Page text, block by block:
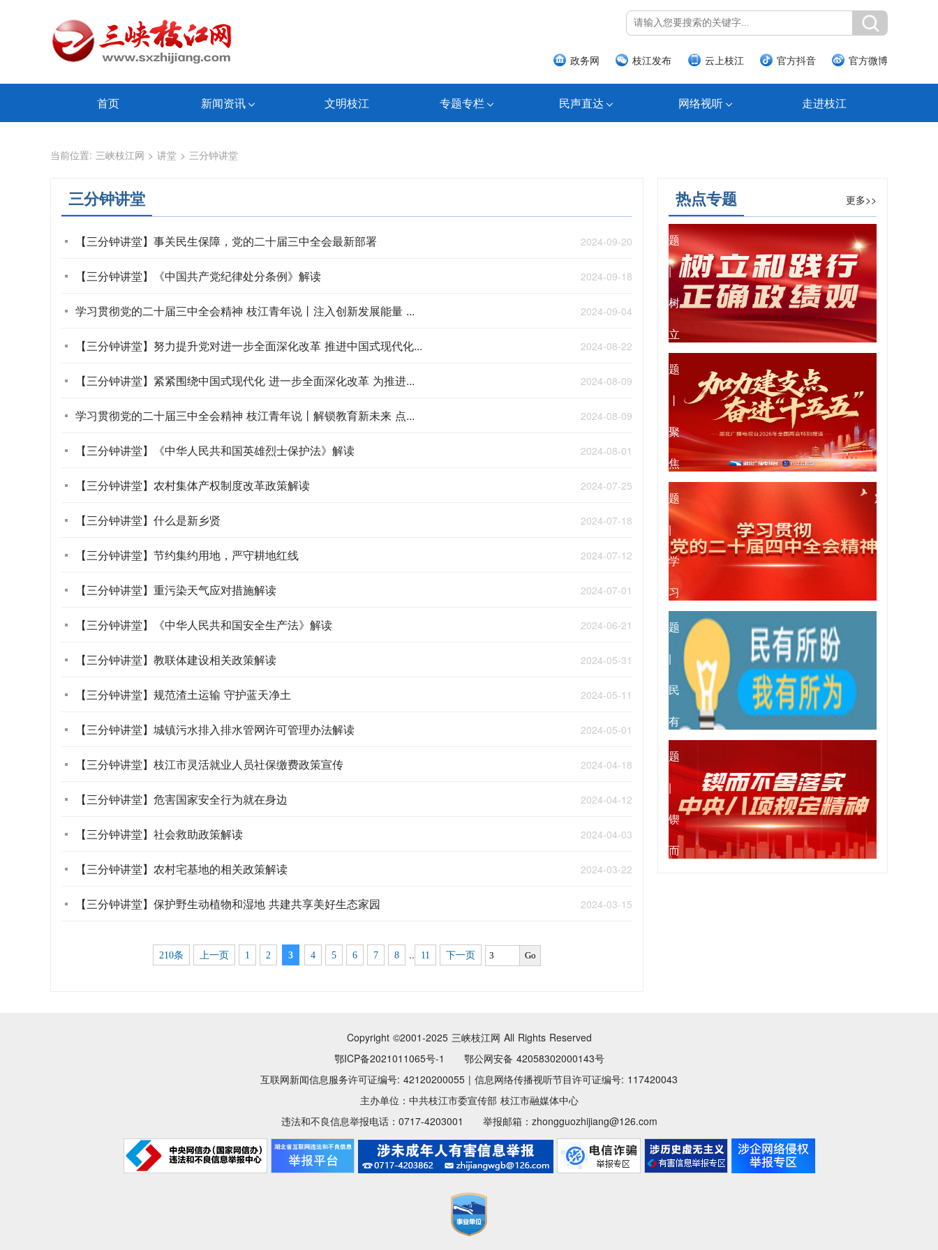
政务网 枝江发布 云上枝江 官方抖音 官方微博
首页 新闻资讯 文明枝江 专题专栏 民声直达 网络视听 走进枝江
当前位置: 三峡枝江网 > 讲堂 > 三分钟讲堂
三分钟讲堂
2024-09-20
【三分钟讲堂】事关民生保障，党的二十届三中全会最新部署
2024-09-18
【三分钟讲堂】《中国共产党纪律处分条例》解读
2024-09-04
学习贯彻党的二十届三中全会精神 枝江青年说丨注入创新发展能量 ...
2024-08-22
【三分钟讲堂】努力提升党对进一步全面深化改革 推进中国式现代化...
2024-08-09
【三分钟讲堂】紧紧围绕中国式现代化 进一步全面深化改革 为推进...
2024-08-09
学习贯彻党的二十届三中全会精神 枝江青年说丨解锁教育新未来 点...
2024-08-01
【三分钟讲堂】《中华人民共和国英雄烈士保护法》解读
2024-07-25
【三分钟讲堂】农村集体产权制度改革政策解读
2024-07-18
【三分钟讲堂】什么是新乡贤
2024-07-12
【三分钟讲堂】节约集约用地，严守耕地红线
2024-07-01
【三分钟讲堂】重污染天气应对措施解读
2024-06-21
【三分钟讲堂】《中华人民共和国安全生产法》解读
2024-05-31
【三分钟讲堂】教联体建设相关政策解读
2024-05-11
【三分钟讲堂】规范渣土运输 守护蓝天净土
2024-05-01
【三分钟讲堂】城镇污水排入排水管网许可管理办法解读
2024-04-18
【三分钟讲堂】枝江市灵活就业人员社保缴费政策宣传
2024-04-12
【三分钟讲堂】危害国家安全行为就在身边
2024-04-03
【三分钟讲堂】社会救助政策解读
2024-03-22
【三分钟讲堂】农村宅基地的相关政策解读
2024-03-15
【三分钟讲堂】保护野生动植物和湿地 共建共享美好生态家园
210条 上一页 1 2 3 4 5 6 7 8 .. 11 下一页 Go
更多>>
热点专题
专
题
|
树
立
和
践
行
正
确
政
绩
观
专
题
丨
聚
焦
2026
年
全
国
两
会
专
题
|
学
习
贯
彻
党
的
二
十
届...
专
题
|
民
有
所
盼
我
有
专
题
|
锲
而
Copyright ©2001-2025 三峡枝江网 All Rights Reserved
鄂ICP备2021011065号-1 鄂公网安备 42058302000143号
互联网新闻信息服务许可证编号: 42120200055 | 信息网络传播视听节目许可证编号: 117420043
主办单位：中共枝江市委宣传部 枝江市融媒体中心
违法和不良信息举报电话：0717-4203001 举报邮箱：zhongguozhijiang@126.com